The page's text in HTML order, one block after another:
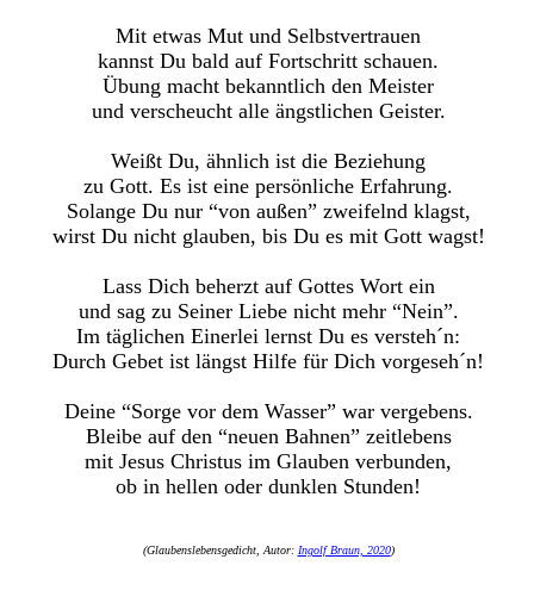
Mit etwas Mut und Selbstvertrauen
kannst Du bald auf Fortschritt schauen.
Übung macht bekanntlich den Meister
und verscheucht alle ängstlichen Geister.
Weißt Du, ähnlich ist die Beziehung
zu Gott. Es ist eine persönliche Erfahrung.
Solange Du nur “von außen” zweifelnd klagst,
wirst Du nicht glauben, bis Du es mit Gott wagst!
Lass Dich beherzt auf Gottes Wort ein
und sag zu Seiner Liebe nicht mehr “Nein”.
Im täglichen Einerlei lernst Du es versteh´n:
Durch Gebet ist längst Hilfe für Dich vorgeseh´n!
Deine “Sorge vor dem Wasser” war vergebens.
Bleibe auf den “neuen Bahnen” zeitlebens
mit Jesus Christus im Glauben verbunden,
ob in hellen oder dunklen Stunden!
(Glaubenslebensgedicht, Autor: Ingolf Braun, 2020)